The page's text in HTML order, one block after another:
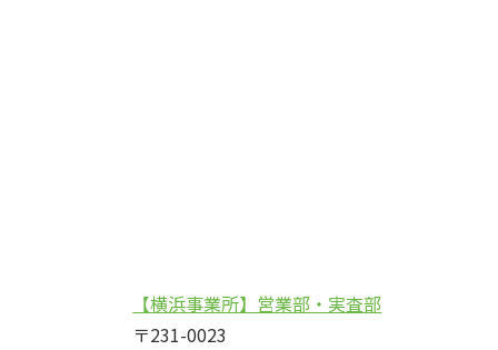
【横浜事業所】営業部・実査部
〒231-0023